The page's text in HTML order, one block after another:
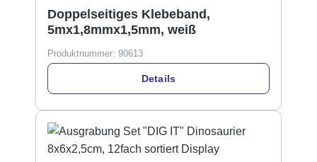
Doppelseitiges Klebeband,
5mx1,8mmx1,5mm, weiß
Produktnummer: 90613
Details